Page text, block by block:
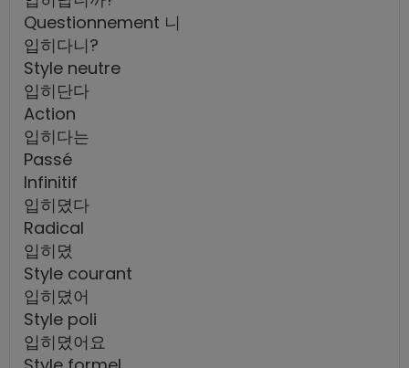
Questionnement 니
입히다니?
Style neutre
입히단다
Action
입히다는
Passé
Infinitif
입히뎠다
Radical
입히뎠
Style courant
입히뎠어
Style poli
입히뎠어요